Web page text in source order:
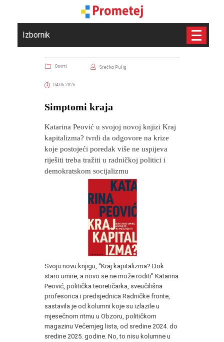
Izbornik
Osvrti Srećko Pulig
04.06.2026
Simptomi kraja
Katarina Peović u svojoj novoj knjizi Kraj
kapitalizma? tvrdi da odgovore na krize
koje postojeći poredak više ne uspijeva
riješiti treba tražiti u radničkoj politici i
demokratskom socijalizmu
Svoju novu knjigu, “Kraj kapitalizma? Dok
staro umire, a novo se ne može roditi” Katarina
Peović, politička teoretičarka, sveučilišna
profesorica i predsjednica Radničke fronte,
sastavila je od kolumni koje su izlazile u
mjesečnom ritmu u Obzoru, političkom
magazinu Večernjeg lista, od sredine 2024. do
sredine 2025. godine. No, to nisu kolumne u